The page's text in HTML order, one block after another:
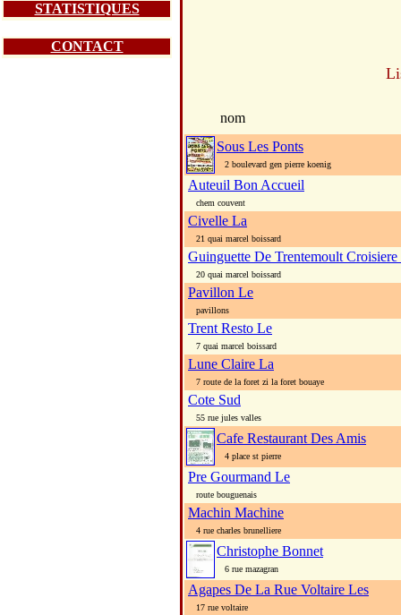
STATISTIQUES
CONTACT
nom
Sous Les Ponts
2 boulevard gen pierre koenig
Auteuil Bon Accueil
chem couvent
Civelle La
21 quai marcel boissard
Guinguette De Trentemoult
20 quai marcel boissard
Pavillon Le
pavillons
Trent Resto Le
7 quai marcel boissard
Lune Claire La
7 route de la foret zi la foret bouaye
Cote Sud
55 rue jules valles
Cafe Restaurant Des Amis
4 place st pierre
Pre Gourmand Le
route bouguenais
Machin Machine
4 rue charles brunelliere
Christophe Bonnet
6 rue mazagran
Agapes De La Rue Voltaire Les
17 rue voltaire